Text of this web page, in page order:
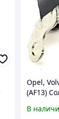
Opel,
(AF13)
В